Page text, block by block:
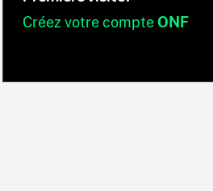
Créez votre compteONF